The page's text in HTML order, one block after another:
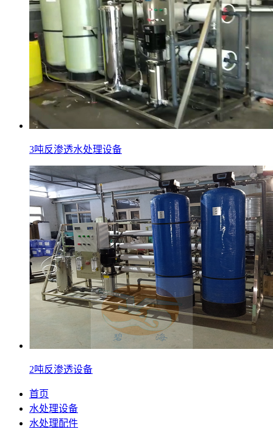
3吨反渗透水处理设备
2吨反渗透设备
首页
水处理设备
水处理配件